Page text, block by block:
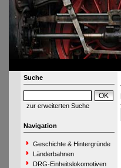
Suche
zur erweiterten Suche
Navigation
Geschichte & Hintergründe
Länderbahnen
DRG-Einheitslokomotiven